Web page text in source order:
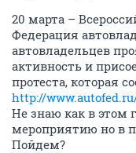
20 марта –
Федерация
автовладельцев
активность и
протеста, которая
http://
Не знаю как в этом
мероприятию но в
Пойдем?